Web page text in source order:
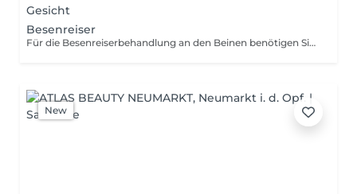
Gesicht
Besenreiser
Für die Besenreiserbehandlung an den Beinen benötigen Sie unbedingt Kompressionsstrümpfe (bis Hüfte) Klasse 2.
New